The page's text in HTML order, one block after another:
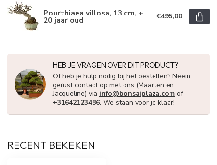
Pourthiaea villosa, 13 cm, ±
20 jaar oud €495,00
HEB JE VRAGEN OVER DIT PRODUCT?
Of heb je hulp nodig bij het bestellen? Neem
gerust contact op met ons (Maarten en
Jacqueline) via info@bonsaiplaza.com of
+31642123486. We staan voor je klaar!
RECENT BEKEKEN